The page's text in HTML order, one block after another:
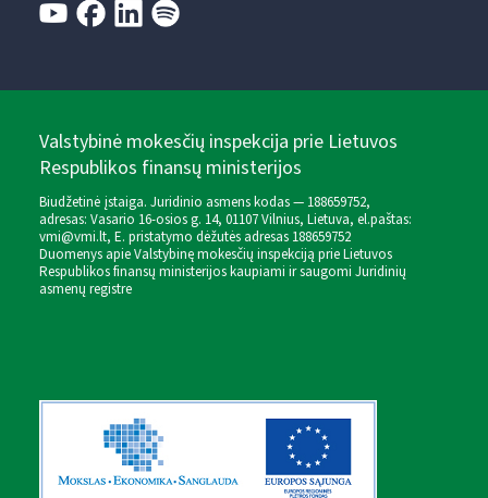
Valstybinė mokesčių inspekcija prie Lietuvos
Respublikos finansų ministerijos
Biudžetinė įstaiga. Juridinio asmens kodas — 188659752,
adresas: Vasario 16-osios g. 14, 01107 Vilnius, Lietuva, el.paštas:
vmi@vmi.lt, E. pristatymo dėžutės adresas 188659752
Duomenys apie Valstybinę mokesčių inspekciją prie Lietuvos
Respublikos finansų ministerijos kaupiami ir saugomi Juridinių
asmenų registre